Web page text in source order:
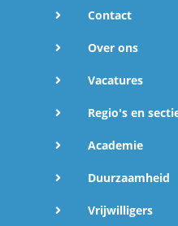
Contact
Over ons
Vacatures
Regio's en
Academie
Duurzaamheid
Vrijwilligers